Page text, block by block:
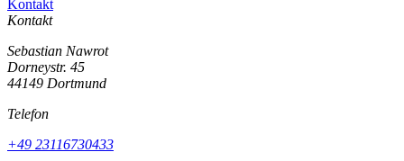
Kontakt
Kontakt
Sebastian Nawrot
Dorneystr. 45
44149 Dortmund
Telefon
+49 23116730433